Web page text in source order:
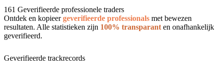
161 Geverifieerde professionele traders
Ontdek en kopieergeverifieerde professionals met bewezen
resultaten. Alle statistieken zijn 100% transparant en onafhankelijk
geverifieerd.
Geverifieerde trackrecords